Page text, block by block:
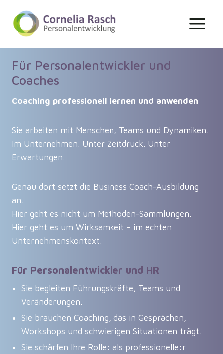
Inhalt
springen
Für Personalentwickler und
Coaches
Coaching professionell lernen und anwenden
Sie arbeiten mit Menschen, Teams und Dynamiken.
Im Unternehmen. Unter Zeitdruck. Unter
Erwartungen.
Genau dort setzt die Business Coach-Ausbildung
an.
Hier geht es nicht um Methoden-Sammlungen.
Hier geht es um Wirksamkeit – im echten
Unternehmenskontext.
Für Personalentwickler und HR
Sie begleiten Führungskräfte, Teams und
Veränderungen.
Sie brauchen Coaching, das in Gesprächen,
Workshops und schwierigen Situationen trägt.
Sie schärfen Ihre Rolle: als professionelle:r